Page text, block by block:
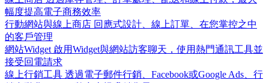
幅度提高電子商務效率
行動網站與線上商店 回應式設計、線上訂單、在您掌控之中
的客戶管理
網站Widget 啟用Widget與網站訪客聊天，使用熱門通訊工具並
接受回電請求
線上行銷工具 透過電子郵件行銷、Facebook或Google Ads、行